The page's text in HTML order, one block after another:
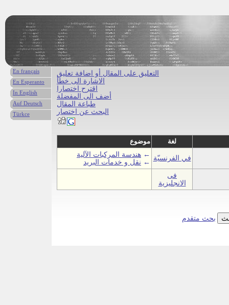
التعليق على المقال أو اضافة تعليق
الاشارة الى خطأ
اقترح اختصارا
أضف الى المفضلة
طباعة المقال
البحث عن اختصار
موضوع
لغة
← هندسة المركبات الآلية
← نقل و خدمات البريد
في الفرنسيّة
فى
الانجليزية
بحث متقدم
En français
En Esperanto
In English
Auf Deutsch
Türkce